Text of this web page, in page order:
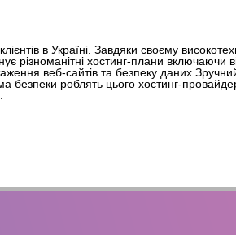
в Україні. Завдяки своєму
різноманітні хостинг-плани включаючи
веб-сайтів та безпеку
безпеки роблять цього хостинг-